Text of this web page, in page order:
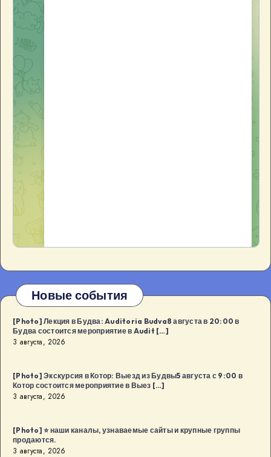
Новые события
[Photo] Лекция в Будва: Auditoria Budva8 августа в 20:00 в
Будва состоится мероприятие в Audit […]
3 августа, 2026
[Photo] Экскурсия в Котор: Выезд из Будвы5 августа с 9:00 в
Котор состоится мероприятие в Выез […]
3 августа, 2026
[Photo] ⭐️ наши каналы, узнаваемые сайты и крупные группы
продаются.
3 августа, 2026